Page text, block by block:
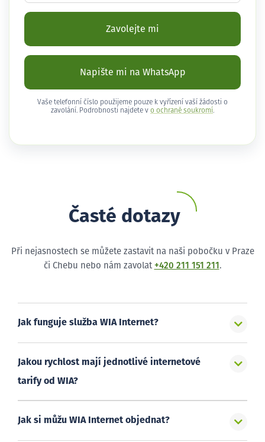
Zavolejte mi
Napište mi na WhatsApp
Vaše telefonní číslo použijeme pouze k vyřízení vaší žádosti o
zavolání. Podrobnosti najdete v o ochraně soukromí .
Časté dotazy
Při nejasnostech se můžete zastavit na naši pobočku v Praze
či Chebu nebo nám zavolat +420 211 151 211 .
Jak funguje služba WIA Internet?
Jakou rychlost mají jednotlivé internetové
tarify od WIA?
Jak si můžu WIA Internet objednat?